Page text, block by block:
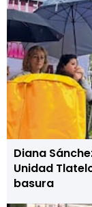
Diana
Unidad
basura